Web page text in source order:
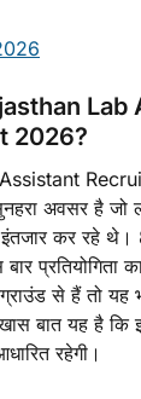
2026?
अवसर है
कर रहे थे।
प्रतियोगिता
से हैं तो यह
बात यह है कि
रहेगी।